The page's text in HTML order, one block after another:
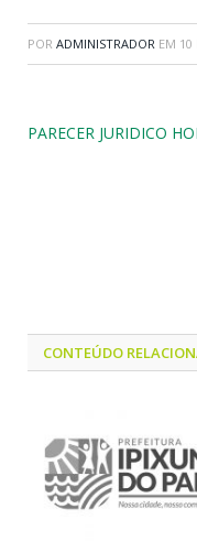
POR ADMINISTRADOR EM 10
PARECER JURIDICO
CONTEÚDO